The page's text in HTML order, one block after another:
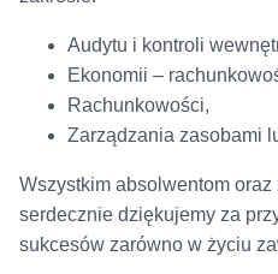
Audytu i kontroli
Ekonomii –
Rachunkowości,
Zarządzania zasobami
Wszystkim absolwentom
serdecznie dziękujemy za
sukcesów zarówno w życiu